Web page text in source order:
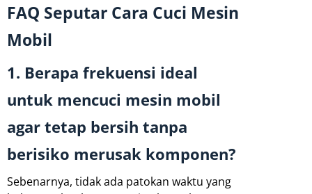
FAQ Seputar Cara Cuci Mesin
Mobil
1. Berapa frekuensi ideal
untuk mencuci mesin mobil
agar tetap bersih tanpa
berisiko merusak komponen?
Sebenarnya, tidak ada patokan waktu yang